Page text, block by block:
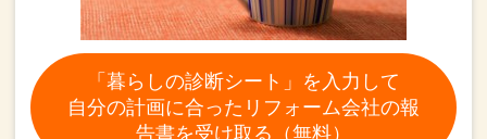
「暮らしの診断シート」を入力して
自分の計画に合ったリフォーム会社の報
告書を受け取る（無料）